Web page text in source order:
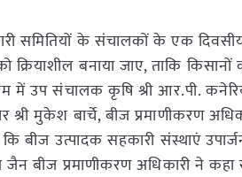
समितियों के संचालकों के एक दिवसीय
बनाया जाए, ताकि
में उप संचालक कृषि श्री आर.पी.
श्री मुकेश बार्चे, बीज प्रमाणीकरण
कि बीज उत्पादक सहकारी संस्थाएं
बीज प्रमाणीकरण अधिकारी ने कहा